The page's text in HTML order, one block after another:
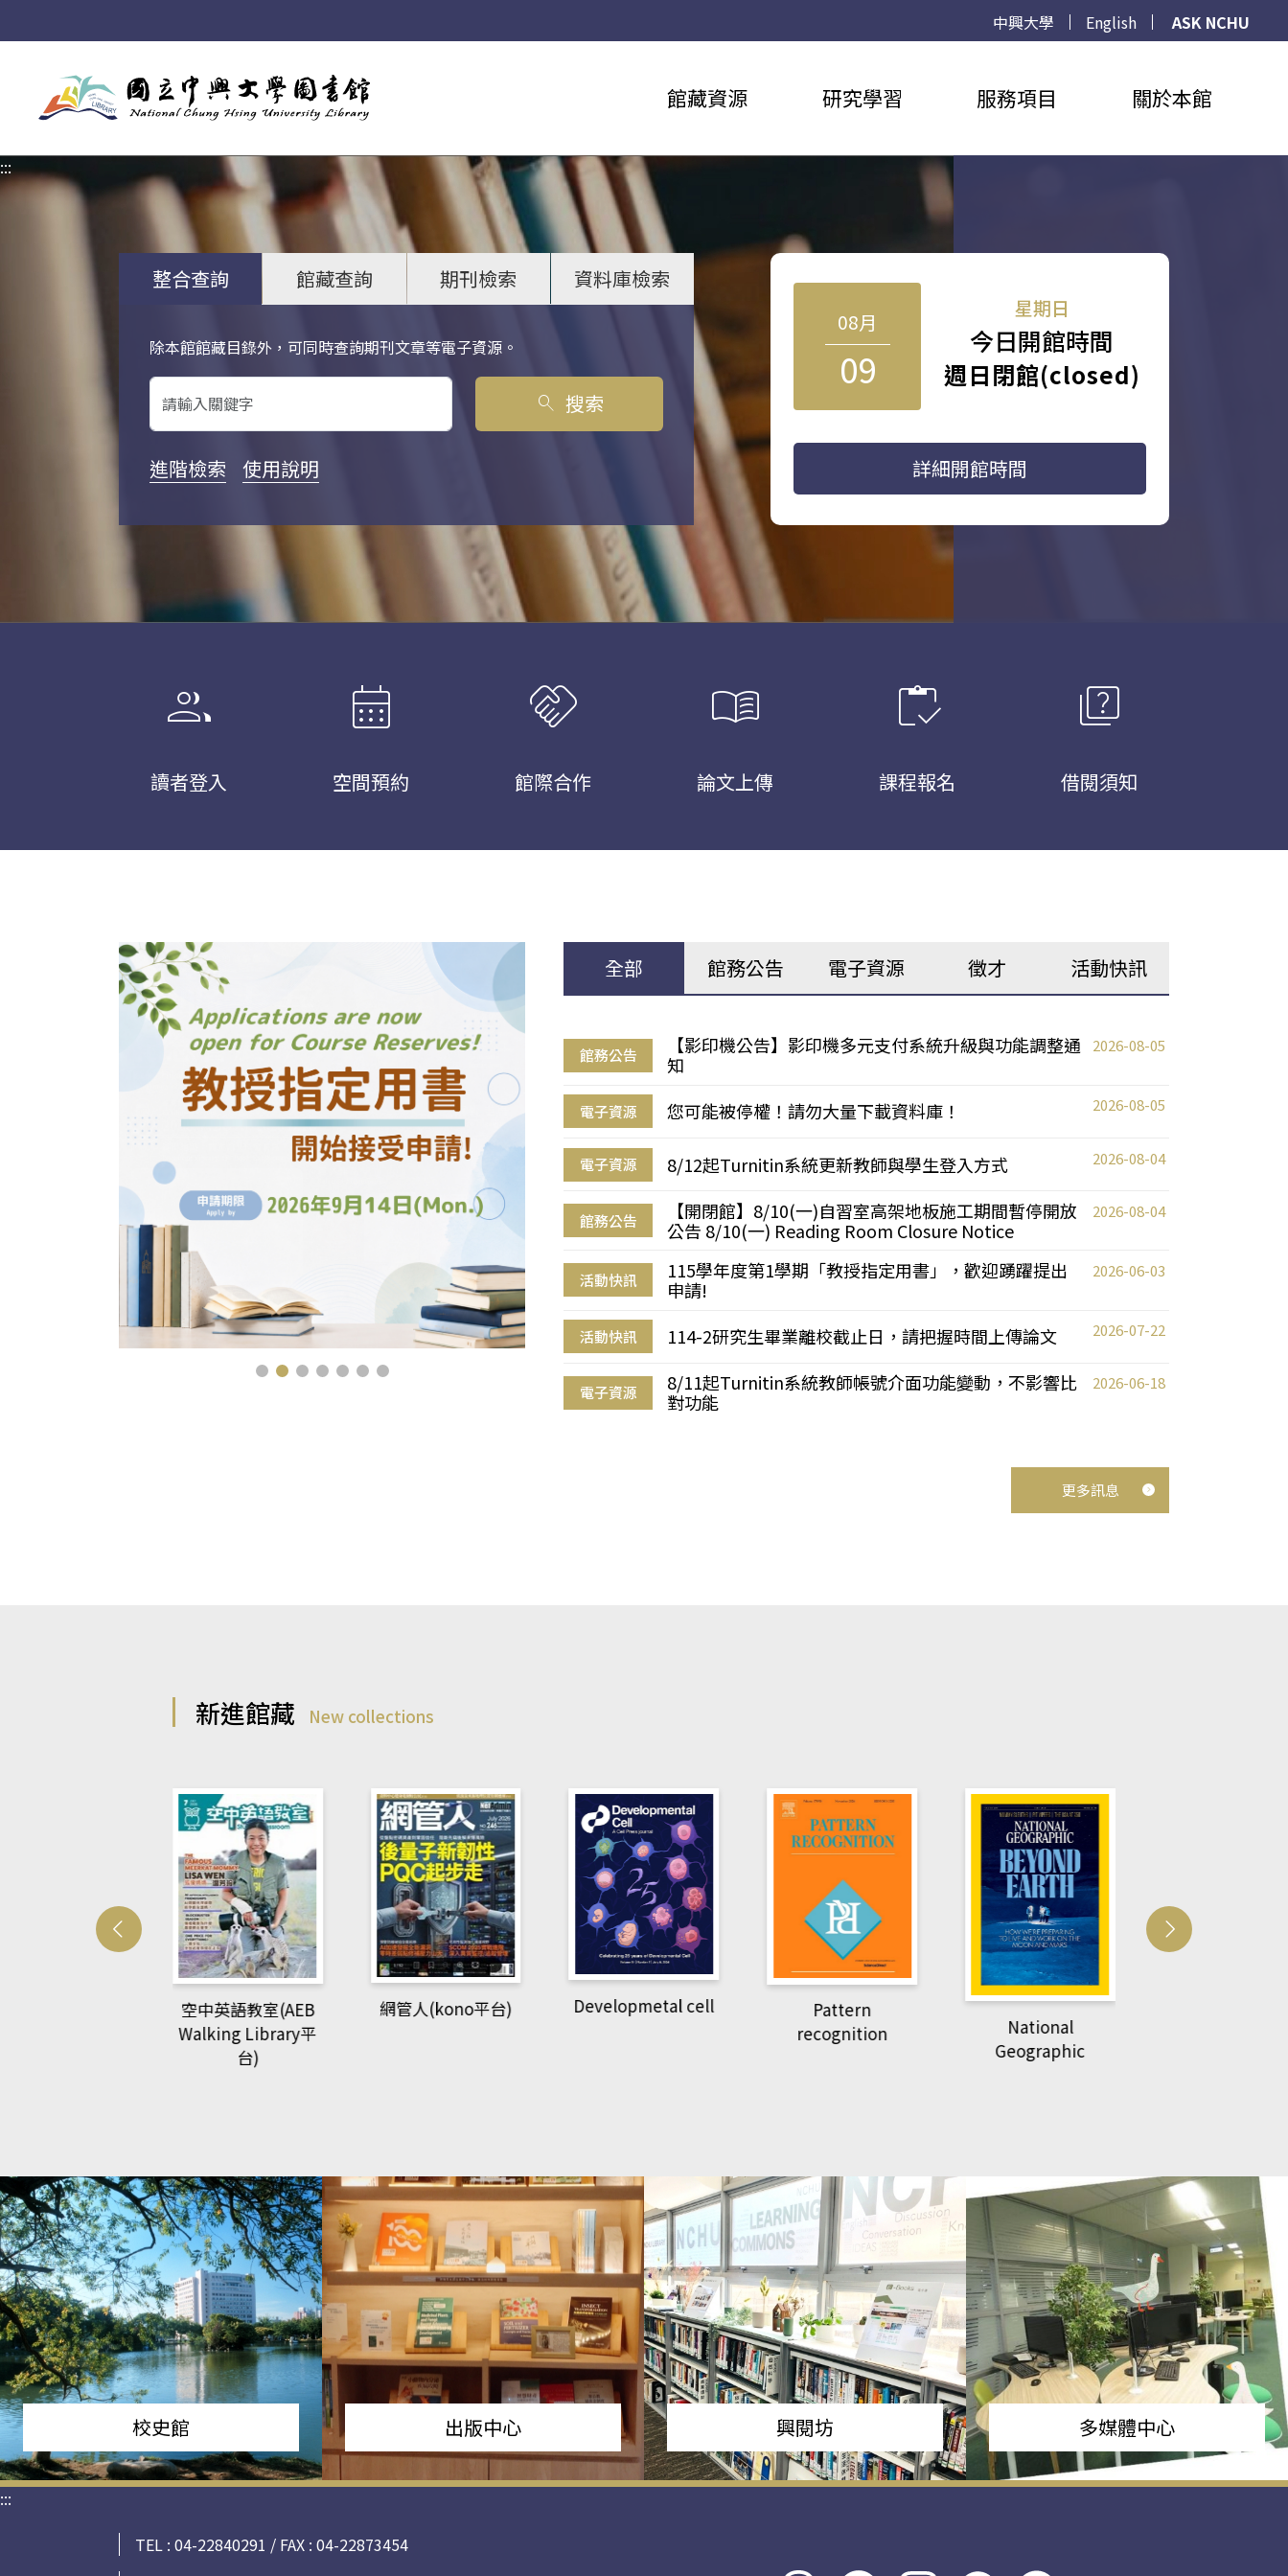
中興大學 English
ASK NCHU
館藏資源 研究學習 服務項目 關於本館
:::
整合查詢 館藏查詢 期刊檢索 資料庫檢索
除本館館藏目錄外，可同時查詢期刊文章等電子資源。
關鍵字搜尋
search 搜索
進階檢索 使用說明
08月
09
星期日
今日開館時間
週日閉館(closed)
詳細開館時間
group
讀者登入
calendar_month
空間預約
handshake
館際合作
menu_book
論文上傳
inventory
課程報名
quiz
借閱須知
全部 館務公告 電子資源 徵才 活動快訊
館務公告
【影印機公告】影印機多元支付系統升級與功能調整通
知
2026-08-05
電子資源 您可能被停權！請勿大量下載資料庫！ 2026-08-05
電子資源 8/12起Turnitin系統更新教師與學生登入方式 2026-08-04
館務公告
【開閉館】8/10(一)自習室高架地板施工期間暫停開放
公告 8/10(一) Reading Room Closure Notice
2026-08-04
活動快訊
115學年度第1學期「教授指定用書」，歡迎踴躍提出
申請!
2026-06-03
活動快訊 114-2研究生畢業離校截止日，請把握時間上傳論文 2026-07-22
電子資源
8/11起Turnitin系統教師帳號介面功能變動，不影響比
對功能
2026-06-18
更多訊息
新進館藏 New collections
網管人(kono平台) Developmetal cell
Pattern
National
Geographic
Harvard Business
Review
校史館 出版中心 興閱坊 多媒體中心
:::
TEL : 04-22840291 / FAX : 04-22873454